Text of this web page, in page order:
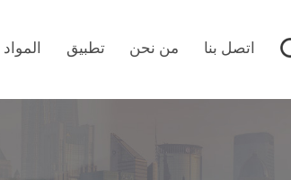
المواد تطبيق من نحن اتصل بنا